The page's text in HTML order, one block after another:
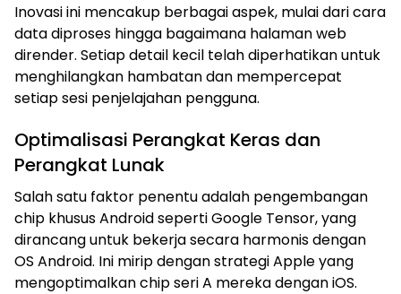
Inovasi ini mencakup berbagai aspek, mulai dari cara
data diproses hingga bagaimana halaman web
dirender. Setiap detail kecil telah diperhatikan untuk
menghilangkan hambatan dan mempercepat
setiap sesi penjelajahan pengguna.
Optimalisasi Perangkat Keras dan
Perangkat Lunak
Salah satu faktor penentu adalah pengembangan
chip khusus Android seperti Google Tensor, yang
dirancang untuk bekerja secara harmonis dengan
OS Android. Ini mirip dengan strategi Apple yang
mengoptimalkan chip seri A mereka dengan iOS.